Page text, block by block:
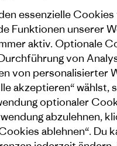
Karriere
Pressekontakt
Industry program
Affiliate-Programm
Patagonia Österreich
Seitenverzeichnis
essenzielle
Funktionen unserer
aktiv. Optionale
von
von personalisierter
akzeptieren“ wählst,
optionaler
abzulehnen,
ablehnen“. Du